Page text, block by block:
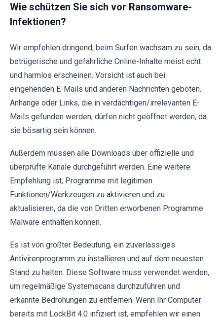
Wie schützen Sie sich vor Ransomware-
Infektionen?
Wir empfehlen dringend, beim Surfen wachsam zu sein, da
betrügerische und gefährliche Online-Inhalte meist echt
und harmlos erscheinen. Vorsicht ist auch bei
eingehenden E-Mails und anderen Nachrichten geboten.
Anhänge oder Links, die in verdächtigen/irrelevanten E-
Mails gefunden werden, dürfen nicht geöffnet werden, da
sie bösartig sein können.
Außerdem müssen alle Downloads über offizielle und
überprüfte Kanäle durchgeführt werden. Eine weitere
Empfehlung ist, Programme mit legitimen
Funktionen/Werkzeugen zu aktivieren und zu
aktualisieren, da die von Dritten erworbenen Programme
Malware enthalten können.
Es ist von größter Bedeutung, ein zuverlässiges
Antivirenprogramm zu installieren und auf dem neuesten
Stand zu halten. Diese Software muss verwendet werden,
um regelmäßige Systemscans durchzuführen und
erkannte Bedrohungen zu entfernen. Wenn Ihr Computer
bereits mit LockBit 4.0 infiziert ist, empfehlen wir einen